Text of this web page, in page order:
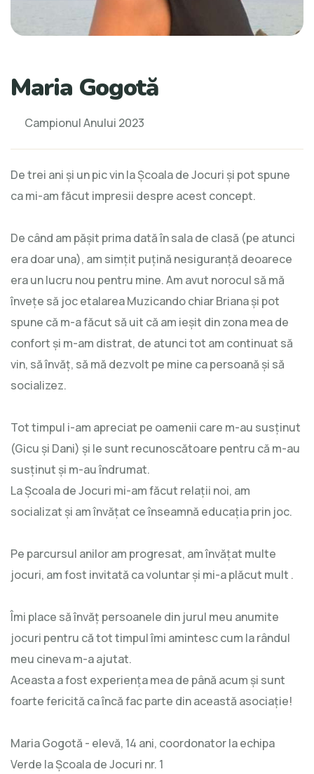
Maria Gogotă
Campionul Anului 2023
De trei ani și un pic vin la Școala de Jocuri și pot spune
ca mi-am făcut impresii despre acest concept.
De când am pășit prima dată în sala de clasă (pe atunci
era doar una), am simțit puțină nesiguranță deoarece
era un lucru nou pentru mine. Am avut norocul să mă
învețe să joc etalarea Muzicando chiar Briana și pot
spune că m-a făcut să uit că am ieșit din zona mea de
confort și m-am distrat, de atunci tot am continuat să
vin, să învăț, să mă dezvolt pe mine ca persoană și să
socializez.
Tot timpul i-am apreciat pe oamenii care m-au susținut
(Gicu și Dani) și le sunt recunoscătoare pentru că m-au
susținut și m-au îndrumat.
La Școala de Jocuri mi-am făcut relații noi, am
socializat și am învățat ce înseamnă educația prin joc.
Pe parcursul anilor am progresat, am învățat multe
jocuri, am fost invitată ca voluntar și mi-a plăcut mult .
Îmi place să învăț persoanele din jurul meu anumite
jocuri pentru că tot timpul îmi amintesc cum la rândul
meu cineva m-a ajutat.
Aceasta a fost experiența mea de până acum și sunt
foarte fericită ca încă fac parte din această asociație!
Maria Gogotă - elevă, 14 ani, coordonator la echipa
Verde la Școala de Jocuri nr. 1